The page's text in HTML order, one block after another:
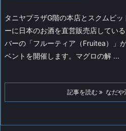
タニヤプラザG階の本店とスクムビ
ーに日本のお酒を直営販売店している
バーの「フルーティア（Fruitea）」
ベントを開催します。マグロの解 ...
記事を読む なだや